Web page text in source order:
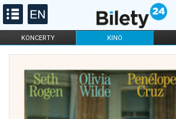
KONCERTY KINO
FILHARMONIA OPERA I BALET
DLA DZIECI
ONLINE